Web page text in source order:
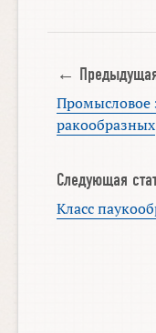
← Предыдущая
Промысловое
ракообразных
Следующая
Класс